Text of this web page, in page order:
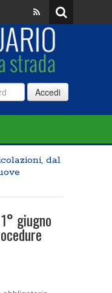
Accedi
dal
giugno